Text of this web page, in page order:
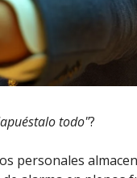
todo"?
personales